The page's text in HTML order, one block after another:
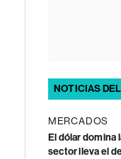
NOTICIAS
MERCADOS
El dólar domina
sector lleva el